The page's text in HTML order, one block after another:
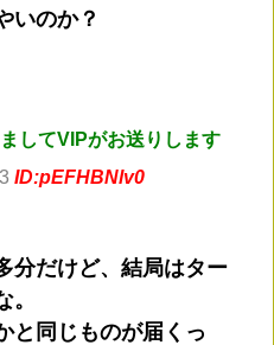
いのか？
してVIPがお送りします
ID:pEFHBNlv0
分だけど、結局はター
と同じものが届くっ